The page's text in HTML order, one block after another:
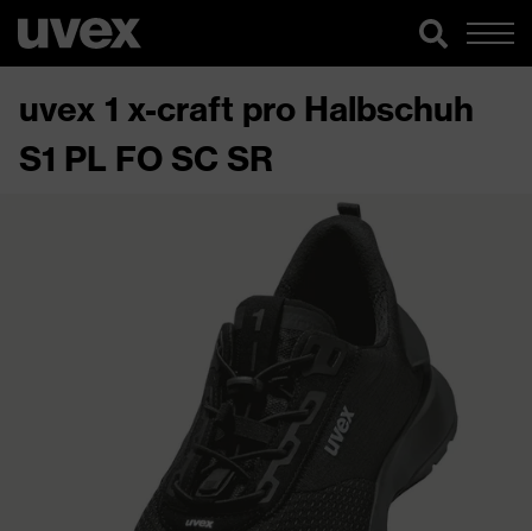
uvex 1 x-craft pro Halbschuh
S1 PL FO SC SR